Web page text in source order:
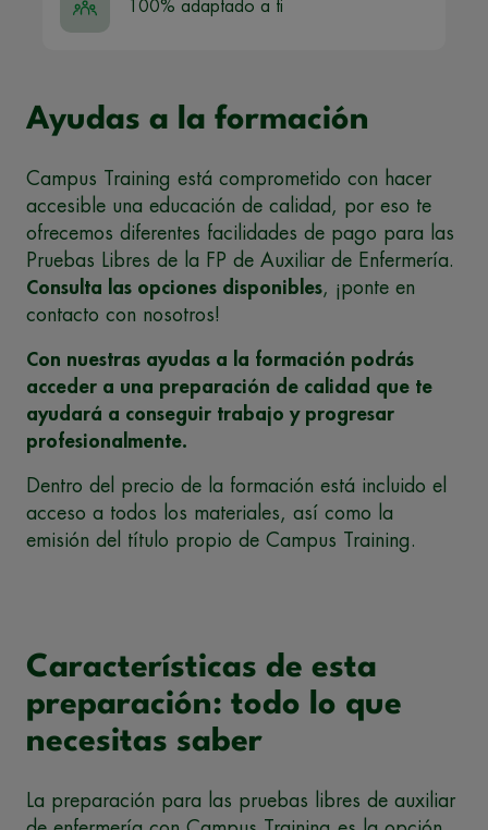
100% adaptado a ti
Ayudas a la formación
Campus Training está comprometido con hacer
accesible una educación de calidad, por eso te
ofrecemos diferentes facilidades de pago para las
Pruebas Libres de la FP de Auxiliar de Enfermería.
Consulta las opciones disponibles, ¡ponte en
contacto con nosotros!
Con nuestras ayudas a la formación podrás
acceder a una preparación de calidad que te
ayudará a conseguir trabajo y progresar
profesionalmente.
Dentro del precio de la formación está incluido el
acceso a todos los materiales, así como la
emisión del título propio de Campus Training.
Características de esta
preparación: todo lo que
necesitas saber
La preparación para las pruebas libres de auxiliar